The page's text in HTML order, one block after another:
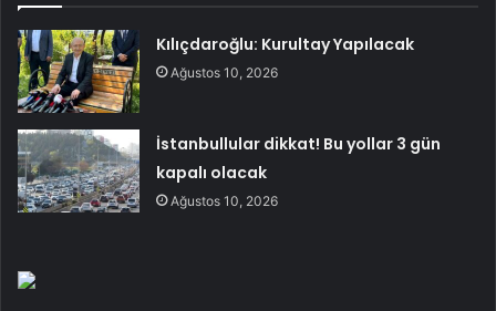
Kılıçdaroğlu: Kurultay Yapılacak
Ağustos 10, 2026
İstanbullular dikkat! Bu yollar 3 gün
kapalı olacak
Ağustos 10, 2026